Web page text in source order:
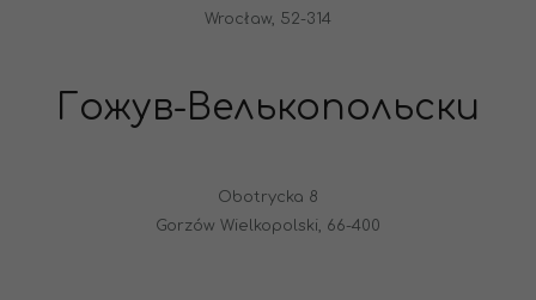
Wrocław, 52-314
Гожув-Велькопольски
Obotrycka 8
Gorzów Wielkopolski, 66-400